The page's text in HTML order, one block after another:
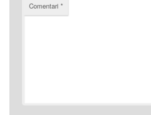
Comentari *